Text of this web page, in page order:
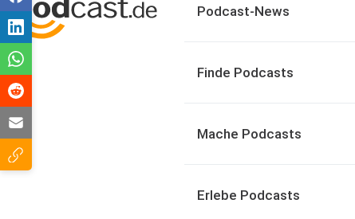
Podcast-News
Finde Podcasts
Mache Podcasts
Erlebe Podcasts